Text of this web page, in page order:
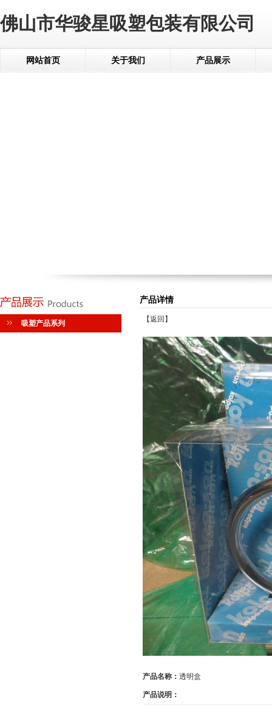
佛山市华骏星吸塑包装有限公司
网站首页 关于我们 产品展示
产品详情
吸塑产品系列 【返回 】
产品名称： 透明盒
产品说明：